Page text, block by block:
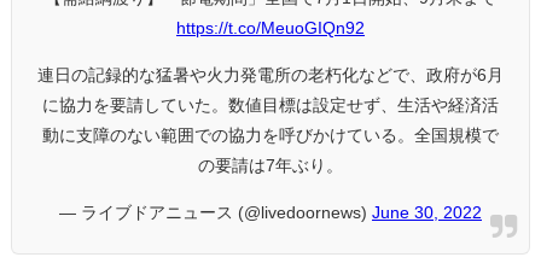
https://t.co/MeuoGIQn92
連日の記録的な猛暑や火力発電所の老朽化などで、政府が6月
に協力を要請していた。数値目標は設定せず、生活や経済活
動に支障のない範囲での協力を呼びかけている。全国規模で
の要請は7年ぶり。
— ライブドアニュース (@livedoornews) June 30, 2022